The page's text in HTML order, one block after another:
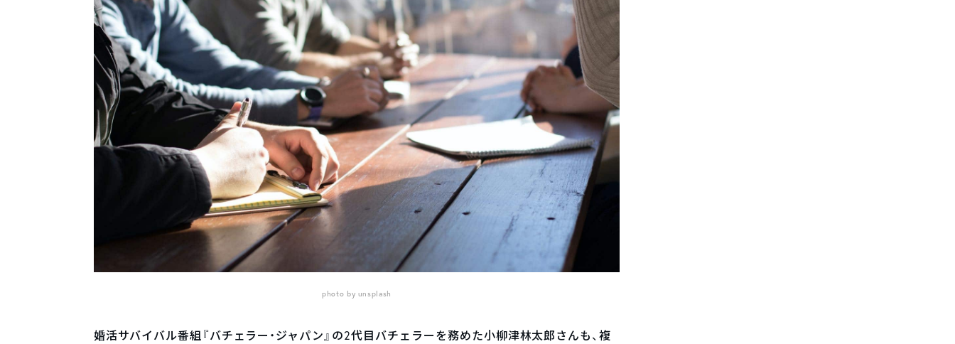
photo by unsplash
婚活サバイバル番組『バチェラー・ジャパン』の2代目バチェラーを務めた小柳津林太郎さんも、複